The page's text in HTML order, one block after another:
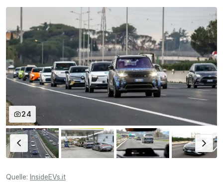
24
Quelle: InsideEVs.it